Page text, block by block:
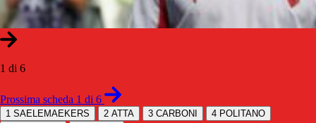
1 di 6
Prossima scheda 1 di 6
1 SAELEMAEKERS 2 ATTA 3 CARBONI 4 POLITANO